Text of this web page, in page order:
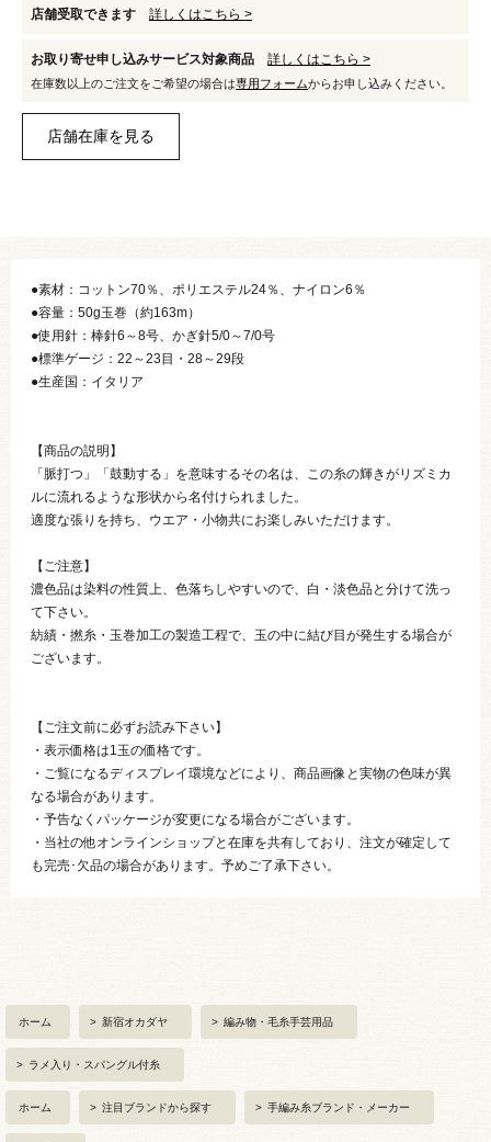
店舗受取できます 詳しくはこちら >
お取り寄せ申し込みサービス対象商品 詳しくはこちら >
在庫数以上のご注文をご希望の場合は専用フォームからお申し込みください。
●素材：コットン70％、ポリエステル24％、ナイロン6％
●容量：50g玉巻（約163m）
●使用針：棒針6～8号、かぎ針5/0～7/0号
●標準ゲージ：22～23目・28～29段
●生産国：イタリア
【商品の説明】
「脈打つ」「鼓動する」を意味するその名は、この糸の輝きがリズミカ
ルに流れるような形状から名付けられました。
適度な張りを持ち、ウエア・小物共にお楽しみいただけます。
【ご注意】
濃色品は染料の性質上、色落ちしやすいので、白・淡色品と分けて洗っ
て下さい。
紡績・撚糸・玉巻加工の製造工程で、玉の中に結び目が発生する場合が
ございます。
【ご注文前に必ずお読み下さい】
・表示価格は1玉の価格です。
・ご覧になるディスプレイ環境などにより、商品画像と実物の色味が異
なる場合があります。
・予告なくパッケージが変更になる場合がございます。
・当社の他オンラインショップと在庫を共有しており、注文が確定して
も完売･欠品の場合があります。予めご了承下さい。
ホーム > 新宿オカダヤ > 編み物・毛糸手芸用品
> ラメ入り・スパングル付糸
ホーム > 注目ブランドから探す > 手編み糸ブランド・メーカー